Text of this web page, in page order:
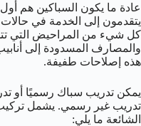
عادة ما يكون السباكين هم
يتقدمون إلى الخدمة في
كل شيء من المراحيض التي
والمصارف المسدودة إلى
هذه إصلاحات طفيفة.
يمكن تدريب سباك رسميًا أو
تدريب غير رسمي. يشمل تركيب
الشائعة ما يلي: